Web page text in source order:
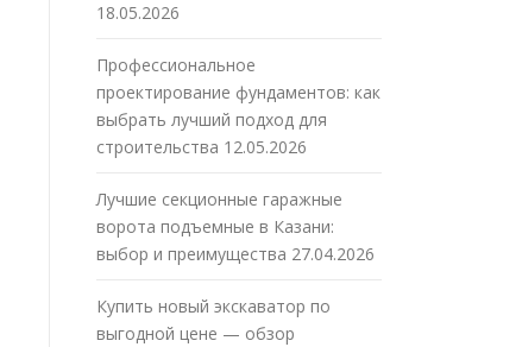
18.05.2026
Профессиональное
проектирование фундаментов: как
выбрать лучший подход для
строительства 12.05.2026
Лучшие секционные гаражные
ворота подъемные в Казани:
выбор и преимущества 27.04.2026
Купить новый экскаватор по
выгодной цене — обзор